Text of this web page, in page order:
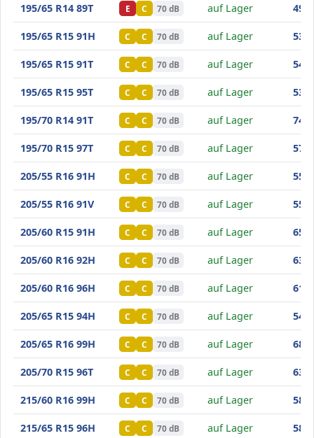
Minerva Frostrack HP
195/65 R14 89T E C 70 dB auf Lager 49
Minerva Frostrack HP
195/65 R15 91H C C 70 dB auf Lager 53
Minerva Frostrack HP
195/65 R15 91T C C 70 dB auf Lager 54
Minerva Frostrack HP
195/65 R15 95T C C 70 dB auf Lager 53
Minerva Frostrack HP
195/70 R14 91T C C 70 dB auf Lager 74
Minerva Frostrack HP
195/70 R15 97T C C 70 dB auf Lager 57
Minerva Frostrack HP
205/55 R16 91H C C 70 dB auf Lager 55
Minerva Frostrack HP
205/55 R16 91V C C 70 dB auf Lager 55
Minerva Frostrack HP
205/60 R15 91H C C 70 dB auf Lager 65
Minerva Frostrack HP
205/60 R16 92H C C 70 dB auf Lager 63
Minerva Frostrack HP
205/60 R16 96H C C 70 dB auf Lager 61
Minerva Frostrack HP
205/65 R15 94H C C 70 dB auf Lager 54
Minerva Frostrack HP
205/65 R16 99H C C 70 dB auf Lager 68
Minerva Frostrack HP
205/70 R15 96T C C 70 dB auf Lager 63
Minerva Frostrack HP
215/60 R16 99H C C 70 dB auf Lager 58
Minerva Frostrack HP
215/65 R15 96H C C 70 dB auf Lager 58